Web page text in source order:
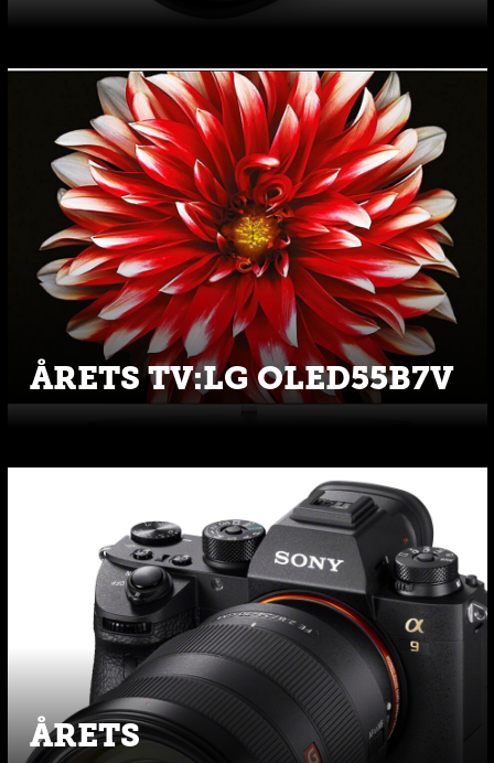
ÅRETS TV:LG OLED55B7V
ÅRETS